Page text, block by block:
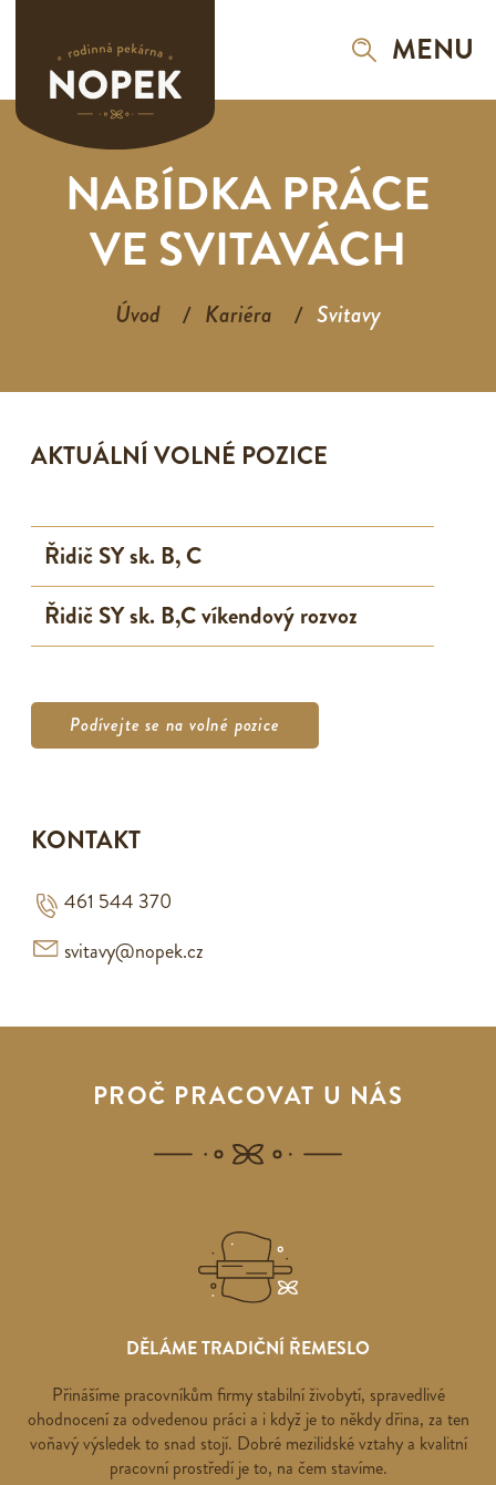
MENU
NABÍDKA PRÁCE
VE SVITAVÁCH
Úvod Kariéra Svitavy
AKTUÁLNÍ VOLNÉ POZICE
Řidič SY sk. B, C
Řidič SY sk. B,C víkendový rozvoz
Podívejte se na volné pozice
KONTAKT
461 544 370
svitavy@nopek.cz
PROČ PRACOVAT U NÁS
DĚLÁME TRADIČNÍ ŘEMESLO
Přinášíme pracovníkům firmy stabilní živobytí, spravedlivé
ohodnocení za odvedenou práci a i když je to někdy dřina, za ten
voňavý výsledek to snad stojí. Dobré mezilidské vztahy a kvalitní
pracovní prostředí je to, na čem stavíme.